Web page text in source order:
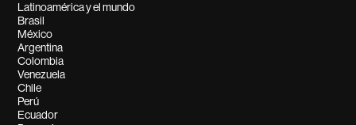
Latinoamérica y el mundo
Brasil
México
Argentina
Colombia
Venezuela
Chile
Perú
Ecuador